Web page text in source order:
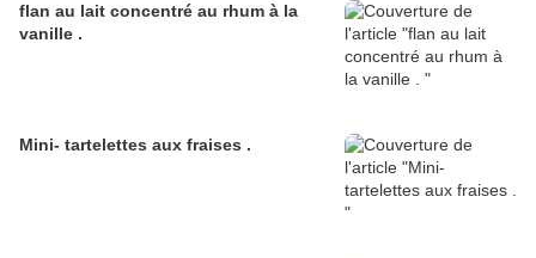
flan au lait concentré au rhum à la
vanille .
Mini- tartelettes aux fraises .